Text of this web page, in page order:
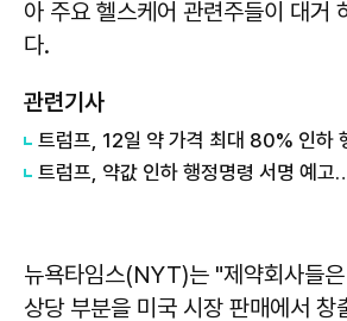
아 주요 헬스케어 관련주들이 대거
다.
관련기사
트럼프, 12일 약 가격 최대 80% 인하
트럼프, 약값 인하 행정명령 서명 예고
뉴욕타임스(NYT)는 "제약회사들은
상당 부분을 미국 시장 판매에서 창